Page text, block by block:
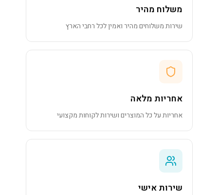
משלוח מהיר
שירות משלוחים מהיר ואמין לכל רחבי הארץ
אחריות מלאה
אחריות על כל המוצרים ושירות לקוחות מקצועי
שירות אישי